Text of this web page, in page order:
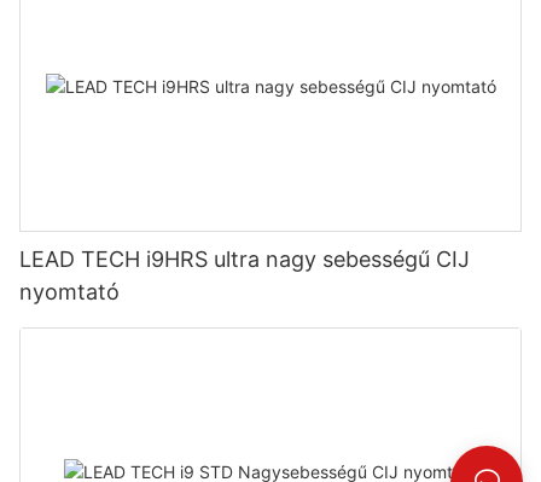
LEAD TECH i9HRS ultra nagy sebességű CIJ
nyomtató